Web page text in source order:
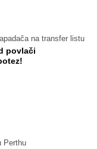
na transfer listu
povlači
Perthu